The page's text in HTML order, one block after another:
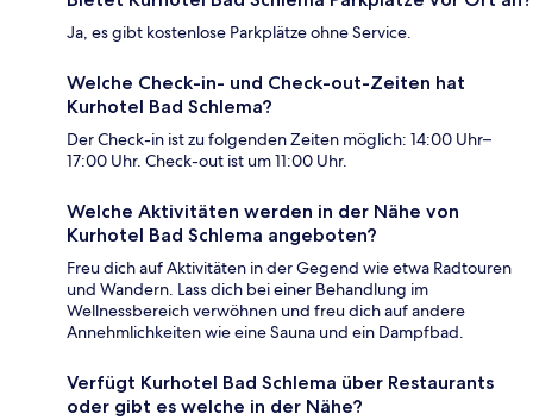
Ja, es gibt kostenlose Parkplätze ohne Service.
Welche Check-in- und Check-out-Zeiten hat
Kurhotel Bad Schlema?
Der Check-in ist zu folgenden Zeiten möglich: 14:00 Uhr–
17:00 Uhr. Check-out ist um 11:00 Uhr.
Welche Aktivitäten werden in der Nähe von
Kurhotel Bad Schlema angeboten?
Freu dich auf Aktivitäten in der Gegend wie etwa Radtouren
und Wandern. Lass dich bei einer Behandlung im
Wellnessbereich verwöhnen und freu dich auf andere
Annehmlichkeiten wie eine Sauna und ein Dampfbad.
Verfügt Kurhotel Bad Schlema über Restaurants
oder gibt es welche in der Nähe?